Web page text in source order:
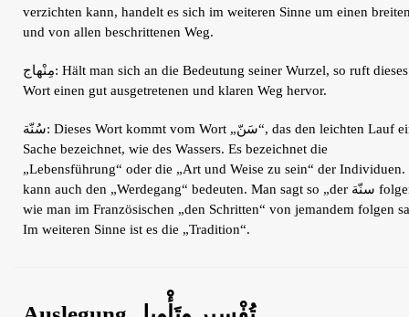
verzichten kann, handelt es sich im weiteren Sinne um einen
und von allen beschrittenen Weg.
مِنْهاج: Hält man sich an die Bedeutung seiner Wurzel, so ruft dieses
Wort einen gut ausgetretenen und klaren Weg hervor.
سُنّة: Dieses Wort kommt vom Wort „سَنّ“, das den leichten Lauf einer
Sache bezeichnet, wie des Wassers. Es bezeichnet die
„Lebensführung“ oder die „Art und Weise zu sein“ der Individuen.
kann auch den „Werdegang“ bedeuten. Man sagt so „der سنّة folgen“,
wie man im Französischen „den Schritten“ von jemandem folgen
Im weiteren Sinne ist es die „Tradition“.